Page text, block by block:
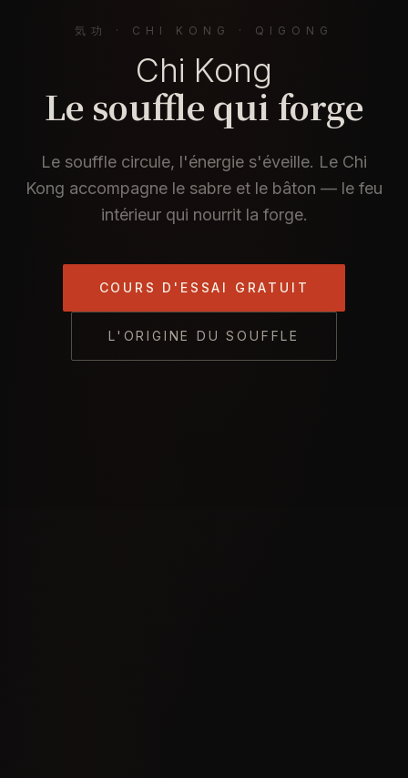
気功 · CHI KONG · QIGONG
Chi Kong
Le souffle qui forge
Le souffle circule, l'énergie s'éveille. Le Chi
Kong accompagne le sabre et le bâton — le feu
intérieur qui nourrit la forge.
COURS D'ESSAI GRATUIT
L'ORIGINE DU SOUFFLE